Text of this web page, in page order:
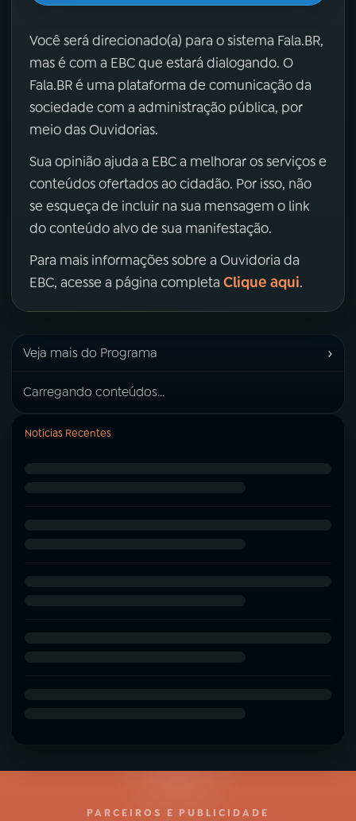
Você será direcionado(a) para o sistema Fala.BR,
mas é com a EBC que estará dialogando. O
Fala.BR é uma plataforma de comunicação da
sociedade com a administração pública, por
meio das Ouvidorias.
Sua opinião ajuda a EBC a melhorar os serviços e
conteúdos ofertados ao cidadão. Por isso, não
se esqueça de incluir na sua mensagem o link
do conteúdo alvo de sua manifestação.
Para mais informações sobre a Ouvidoria da
EBC, acesse a página completa Clique aqui.
Veja mais do Programa ›
Carregando conteúdos...
Notícias Recentes
PARCEIROS E PUBLICIDADE